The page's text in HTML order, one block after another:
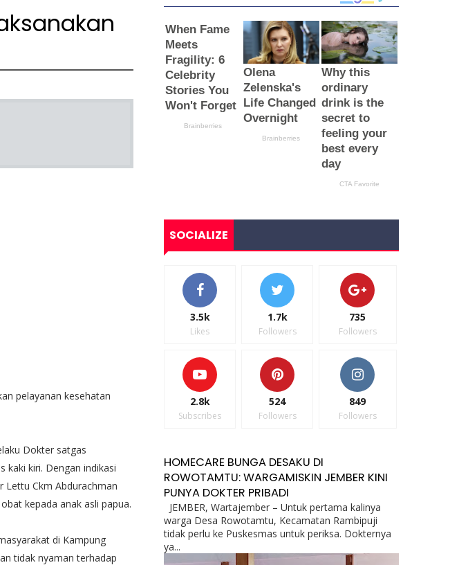
pelayanan kesehatan
Dokter satgas
kaki kiri. Dengan indikasi
Lettu Ckm Abdurachman
kepada anak asli papua.
di Kampung
tidak nyaman terhadap
SOCIALIZE
3.5k
Likes
1.7k
Followers
735
Followers
2.8k
Subscribes
524
Followers
849
Followers
HOMECARE BUNGA DESAKU DI
ROWOTAMTU: WARGAMISKIN JEMBER KINI
PUNYA DOKTER PRIBADI
JEMBER, Wartajember – Untuk pertama kalinya
warga Desa Rowotamtu, Kecamatan Rambipuji
tidak perlu ke Puskesmas untuk periksa. Dokternya
ya...